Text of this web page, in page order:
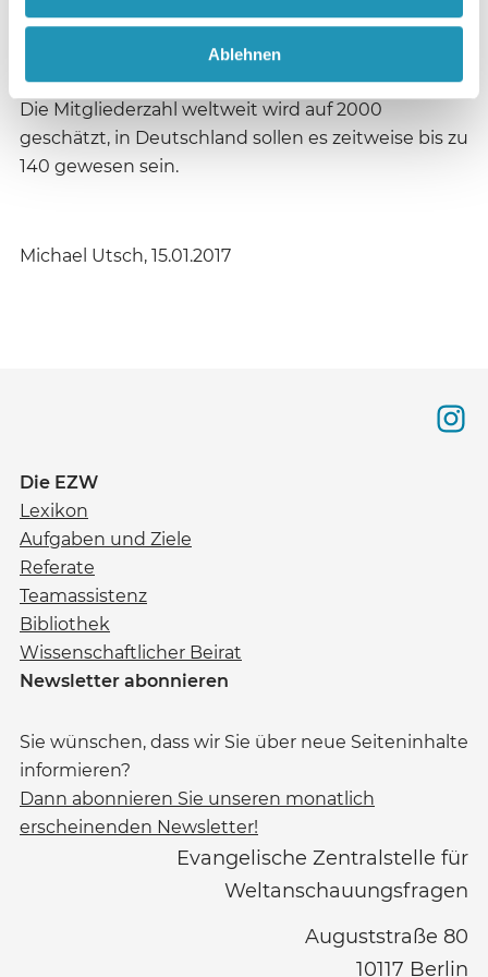
Ablehnen
Ihren Ursprung hat die Gemeinschaft, benannt
nach den zwölf Stämmen Israels, in Chattanooga
(Tennessee, USA), wo sie 1972 gegründet wurde.
Die Mitgliederzahl weltweit wird auf 2000
geschätzt, in Deutschland sollen es zeitweise bis zu
140 gewesen sein.
Michael Utsch, 15.01.2017
Die EZW
Lexikon
Aufgaben und Ziele
Referate
Teamassistenz
Bibliothek
Wissenschaftlicher Beirat
Newsletter abonnieren
Sie wünschen, dass wir Sie über neue Seiteninhalte
informieren?
Dann abonnieren Sie unseren monatlich
erscheinenden Newsletter!
Evangelische Zentralstelle für
Weltanschauungsfragen
Auguststraße 80
10117 Berlin